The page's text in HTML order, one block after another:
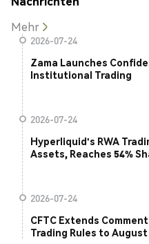
Mehr
2026-07-24
Zama Launches
Institutional Trading
2026-07-24
Hyperliquid's RWA
Assets, Reaches 54%
2026-07-24
CFTC Extends
Trading Rules to August